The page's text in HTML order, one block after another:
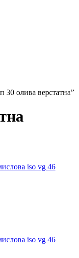
30 олива верстатна”